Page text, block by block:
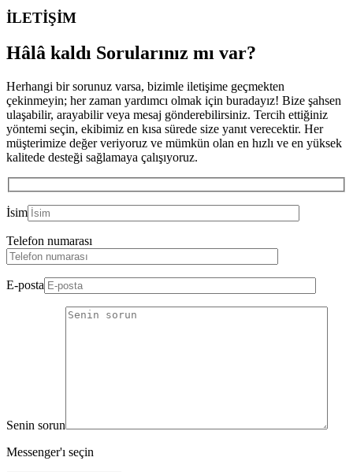
İLETİŞİM
Hâlâ kaldı Sorularınız mı var?
Herhangi bir sorunuz varsa, bizimle iletişime geçmekten
çekinmeyin; her zaman yardımcı olmak için buradayız! Bize şahsen
ulaşabilir, arayabilir veya mesaj gönderebilirsiniz. Tercih ettiğiniz
yöntemi seçin, ekibimiz en kısa sürede size yanıt verecektir. Her
müşterimize değer veriyoruz ve mümkün olan en hızlı ve en yüksek
kalitede desteği sağlamaya çalışıyoruz.
İsim
Telefon numarası
E-posta
Senin sorun
Messenger'ı seçin